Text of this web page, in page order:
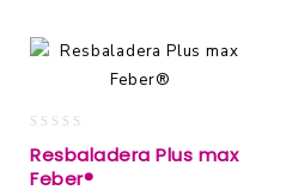
out
of
Resbaladera Plus max
Feber®